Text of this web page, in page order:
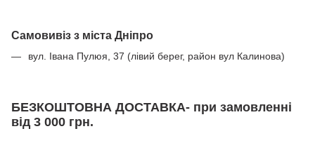
Самовивіз з міста Дніпро
вул. Івана Пулюя, 37 (лівий берег, район вул Калинова)
БЕЗКОШТОВНА ДОСТАВКА- при замовленні
від 3 000 грн.